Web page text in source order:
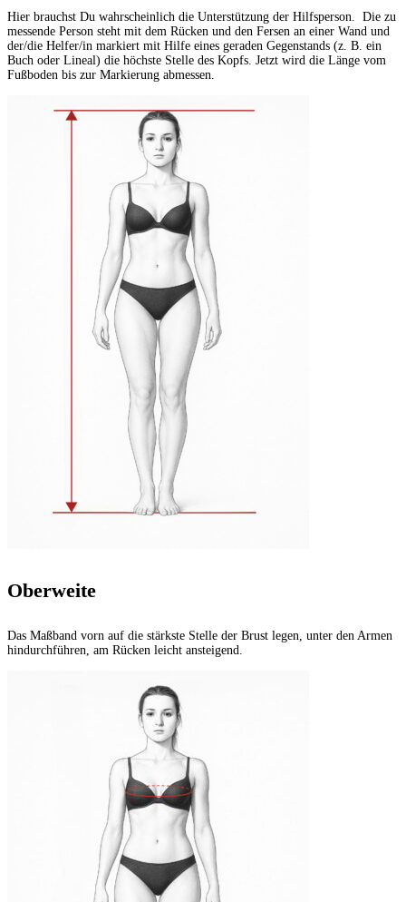
Hier brauchst Du wahrscheinlich die Unterstützung der Hilfsperson. Die zu
messende Person steht mit dem Rücken und den Fersen an einer Wand und
der/die Helfer/in markiert mit Hilfe eines geraden Gegenstands (z. B. ein
Buch oder Lineal) die höchste Stelle des Kopfs. Jetzt wird die Länge vom
Fußboden bis zur Markierung abmessen.
Oberweite
Das Maßband vorn auf die stärkste Stelle der Brust legen, unter den Armen
hindurchführen, am Rücken leicht ansteigend.